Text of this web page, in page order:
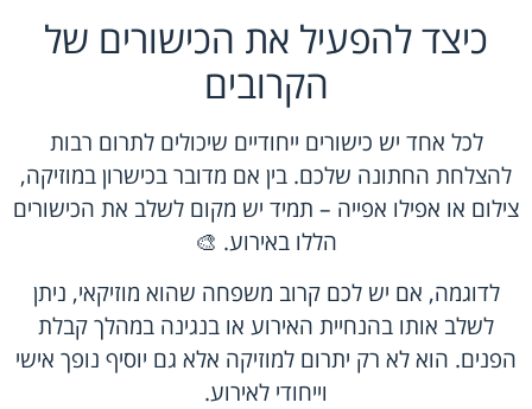
כיצד להפעיל את הכישורים של
הקרובים
לכל אחד יש כישורים ייחודיים שיכולים לתרום רבות
להצלחת החתונה שלכם. בין אם מדובר בכישרון במוזיקה,
צילום או אפילו אפייה – תמיד יש מקום לשלב את הכישורים
הללו באירוע. 🎨
לדוגמה, אם יש לכם קרוב משפחה שהוא מוזיקאי, ניתן
לשלב אותו בהנחיית האירוע או בנגינה במהלך קבלת
הפנים. הוא לא רק יתרום למוזיקה אלא גם יוסיף נופך אישי
וייחודי לאירוע.